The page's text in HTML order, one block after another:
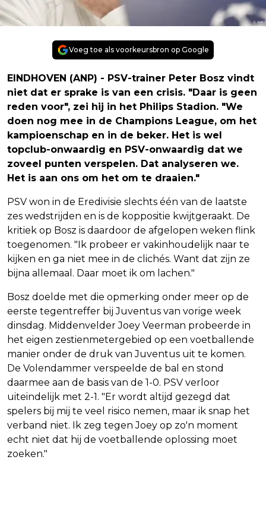
Voeg toe als voorkeursbron op Google
EINDHOVEN (ANP) - PSV-trainer Peter Bosz vindt
niet dat er sprake is van een crisis. "Daar is geen
reden voor", zei hij in het Philips Stadion. "We
doen nog mee in de Champions League, om het
kampioenschap en in de beker. Het is wel
topclub-onwaardig en PSV-onwaardig dat we
zoveel punten verspelen. Dat analyseren we.
Het is aan ons om het om te draaien."
PSV won in de Eredivisie slechts één van de laatste
zes wedstrijden en is de koppositie kwijtgeraakt. De
kritiek op Bosz is daardoor de afgelopen weken flink
toegenomen. "Ik probeer er vakinhoudelijk naar te
kijken en ga niet mee in de clichés. Want dat zijn ze
bijna allemaal. Daar moet ik om lachen."
Bosz doelde met die opmerking onder meer op de
eerste tegentreffer bij Juventus van vorige week
dinsdag. Middenvelder Joey Veerman probeerde in
het eigen zestienmetergebied op een voetballende
manier onder de druk van Juventus uit te komen.
De Volendammer verspeelde de bal en stond
daarmee aan de basis van de 1-0. PSV verloor
uiteindelijk met 2-1. "Er wordt altijd gezegd dat
spelers bij mij te veel risico nemen, maar ik snap het
verband niet. Ik zeg tegen Joey op zo'n moment
echt niet dat hij de voetballende oplossing moet
zoeken."